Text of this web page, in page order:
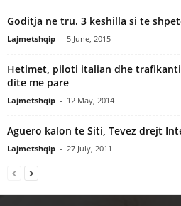
Goditja ne tru. 3 keshilla si te
Lajmetshqip - 5 June, 2015
Hetimet, piloti italian dhe
dite me pare
Lajmetshqip - 12 May, 2014
Aguero kalon te Siti, Tevez drejt
Lajmetshqip - 27 July, 2011